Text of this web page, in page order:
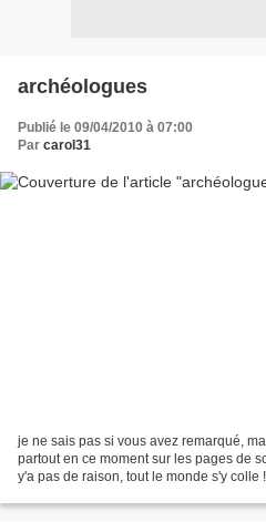
archéologues
Publié le 09/04/2010 à 07:00
Par carol31
je ne sais pas si vous avez remarqué,
partout en ce moment sur les pages de
y'a pas de raison, tout le monde s'y colle